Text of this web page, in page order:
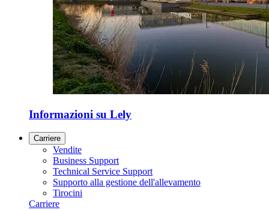
Informazioni su Lely
Carriere
Vendite
Business Support
Technical Service Support
Supporto alla gestione dell'allevamento
Tirocini
Carriere